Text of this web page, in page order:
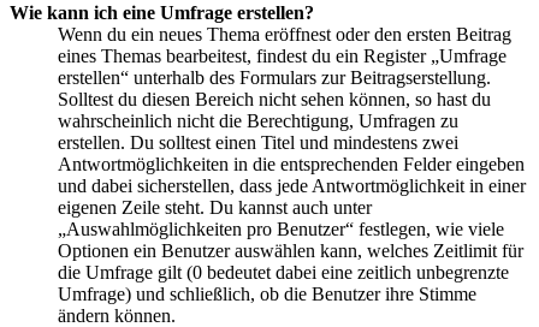
Wie kann ich eine Umfrage erstellen?
Wenn du ein neues Thema eröffnest oder den ersten Beitrag
eines Themas bearbeitest, findest du ein Register „Umfrage
erstellen“ unterhalb des Formulars zur Beitragserstellung.
Solltest du diesen Bereich nicht sehen können, so hast du
wahrscheinlich nicht die Berechtigung, Umfragen zu
erstellen. Du solltest einen Titel und mindestens zwei
Antwortmöglichkeiten in die entsprechenden Felder eingeben
und dabei sicherstellen, dass jede Antwortmöglichkeit in einer
eigenen Zeile steht. Du kannst auch unter
„Auswahlmöglichkeiten pro Benutzer“ festlegen, wie viele
Optionen ein Benutzer auswählen kann, welches Zeitlimit für
die Umfrage gilt (0 bedeutet dabei eine zeitlich unbegrenzte
Umfrage) und schließlich, ob die Benutzer ihre Stimme
ändern können.